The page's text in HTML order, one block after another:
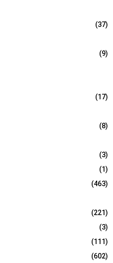
(37)
(9)
(17)
(8)
(3)
(1)
(463)
(221)
(3)
(111)
(602)